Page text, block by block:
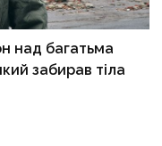
над багатьма
забирав тіла